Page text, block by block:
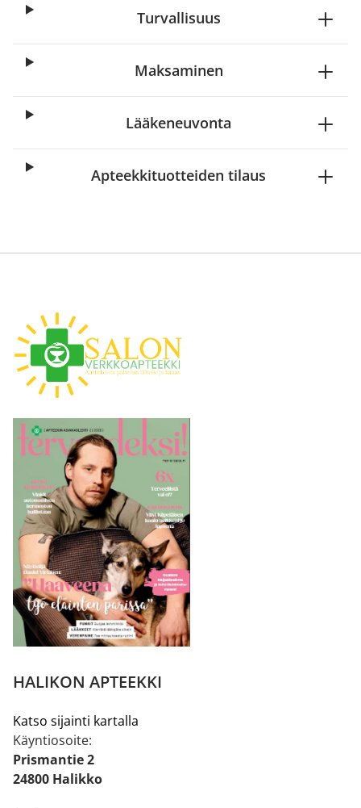
Turvallisuus
Maksaminen
Lääkeneuvonta
Apteekkituotteiden tilaus
HALIKON APTEEKKI
Katso sijainti kartalla
Käyntiosoite:
Prismantie 2
24800 Halikko